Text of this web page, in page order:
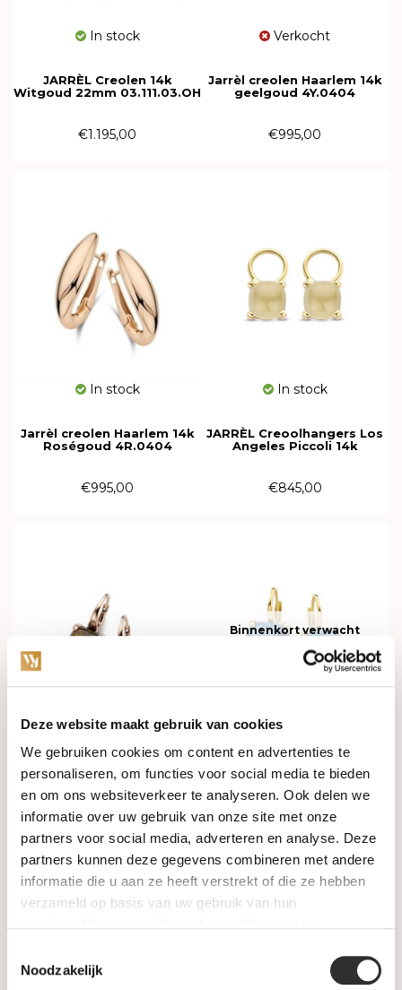
Deze website maakt gebruik van cookies
We gebruiken cookies om content en advertenties te
personaliseren, om functies voor social media te bieden
en om ons websiteverkeer te analyseren. Ook delen we
informatie over uw gebruik van onze site met onze
partners voor social media, adverteren en analyse. Deze
partners kunnen deze gegevens combineren met andere
informatie die u aan ze heeft verstrekt of die ze hebben
verzameld op basis van uw gebruik van hun
Noodzakelijk
In stock
JARRÈL Creolen 14k
Witgoud 22mm 03.111.03.OH
€1.195,00
Verkocht
Jarrèl creolen Haarlem 14k
geelgoud 4Y.0404
€995,00
In stock
Jarrèl creolen Haarlem 14k
Roségoud 4R.0404
€995,00
In stock
JARRÈL Creoolhangers Los
Angeles Piccoli 14k
€845,00
rosegoud met grijze
parelmoer en rutielkwarts
4R.7327.1G2.RU
€2.715,00
Binnenkort verwacht
14K geelgoud met london
blue topaas 4Y.7127.TLS
€1.175,00